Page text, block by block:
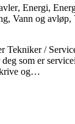
,Energi,
,Vann og avløp,
/
som er
og…